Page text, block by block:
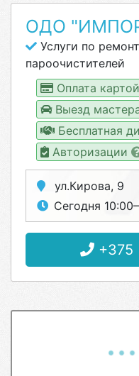
ОДО
Услуги по
пароочистителей
Оплата картой
Выезд
Бесплатная
Авторизации
ул.Кирова, 9
Сегодня
+375